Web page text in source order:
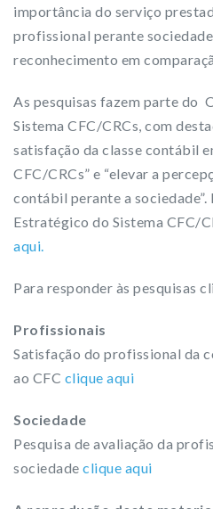
importância do serviço
profissional perante
reconhecimento em
As pesquisas fazem parte do
Sistema CFC/CRCs, com
satisfação da classe contábil
CFC/CRCs” e “elevar a
contábil perante a
Estratégico do Sistema CFC/
aqui.
Para responder às pesquisas
Profissionais
Satisfação do profissional da
ao CFC clique aqui
Sociedade
Pesquisa de avaliação da
sociedade clique aqui